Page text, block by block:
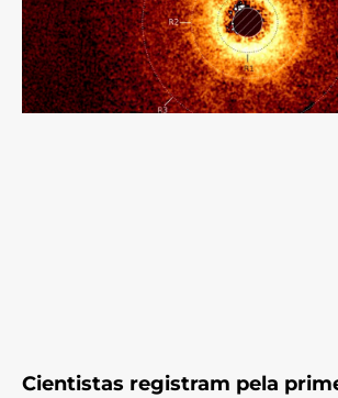
Cientistas registram pela